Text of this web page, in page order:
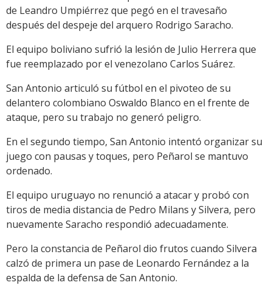
de Leandro Umpiérrez que pegó en el travesaño
después del despeje del arquero Rodrigo Saracho.
El equipo boliviano sufrió la lesión de Julio Herrera que
fue reemplazado por el venezolano Carlos Suárez.
San Antonio articuló su fútbol en el pivoteo de su
delantero colombiano Oswaldo Blanco en el frente de
ataque, pero su trabajo no generó peligro.
En el segundo tiempo, San Antonio intentó organizar su
juego con pausas y toques, pero Peñarol se mantuvo
ordenado.
El equipo uruguayo no renunció a atacar y probó con
tiros de media distancia de Pedro Milans y Silvera, pero
nuevamente Saracho respondió adecuadamente.
Pero la constancia de Peñarol dio frutos cuando Silvera
calzó de primera un pase de Leonardo Fernández a la
espalda de la defensa de San Antonio.